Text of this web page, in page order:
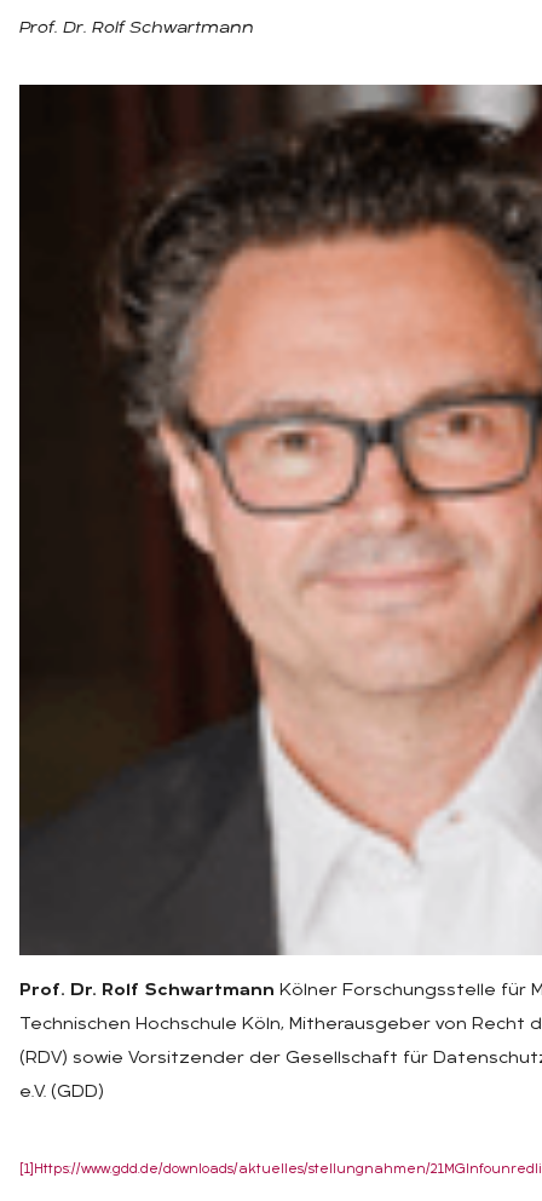
Prof. Dr. Rolf Schwartmann
Prof. Dr. Rolf Schwartmann Kölner Forschungsstelle für
Technischen Hochschule Köln, Mitherausgeber von Recht
(RDV) sowie Vorsitzender der Gesellschaft für
e.V. (GDD)
[1] Https://www.gdd.de/downloads/aktuelles/stellungnahmen/